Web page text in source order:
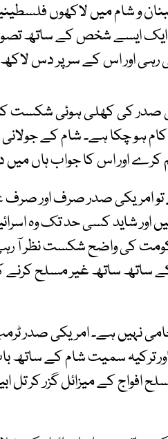
و شام میں لاکھوں
ایک ایسے شخص کے ساتھ
اور اس کے سر پر دس لاکھ
صدر کی کھلی ہوئی شکست
ہو چکا ہے۔ شام کے
کرے اور اس کا جواب ہاں میں
تو امریکی صدر صرف اور
اور شاید کسی حد تک وہ
کی واضح شکست نظر آ
ساتھ ساتھ غیر مسلح کرنے
نہیں ہے۔ امریکی صدر
ترکیہ سمیت شام کے ساتھ
کے میزائل گزر کر تل